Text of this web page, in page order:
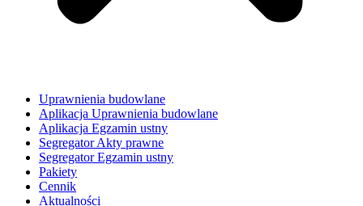
Uprawnienia budowlane
Aplikacja Uprawnienia budowlane
Aplikacja Egzamin ustny
Segregator Akty prawne
Segregator Egzamin ustny
Pakiety
Cennik
Aktualności